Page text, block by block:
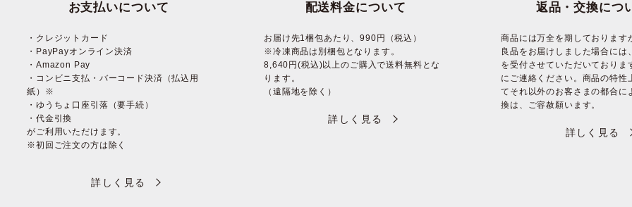
お支払いについて
・クレジットカード
・PayPayオンライン決済
・Amazon Pay
・コンビニ支払・バーコード決済（払込用
紙）※
・ゆうちょ口座引落（要手続）
・代金引換
がご利用いただけます。
※初回ご注文の方は除く
詳しく見る
配送料金について
お届け先1梱包あたり、990円（税込）
※冷凍商品は別梱包となります。
8,640円(税込)以上のご購入で送料無料とな
ります。
（遠隔地を除く）
詳しく見る
返品・交換につ
商品には万全を期しております
良品をお届けしました場合には
を受付させていただいておりま
にご連絡ください。商品の特性
てそれ以外のお客さまの都合に
換は、ご容赦願います。
詳しく見る